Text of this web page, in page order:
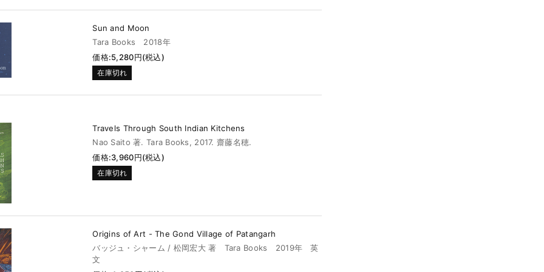
Sun and Moon
Tara Books 2018年
価格:5,280円(税込)
在庫切れ
Travels Through South Indian Kitchens
Nao Saito 著. Tara Books, 2017. 齋藤名穂.
価格:3,960円(税込)
在庫切れ
Origins of Art - The Gond Village of Patangarh
バッジュ・シャーム / 松岡宏大 著 Tara Books 2019年 英
文